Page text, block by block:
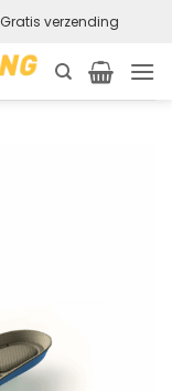
Gratis verzending